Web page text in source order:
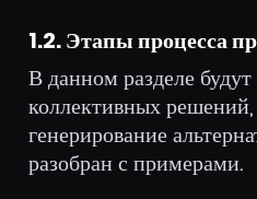
1.2. Этапы процесса
В данном разделе
коллективных
генерирование
разобран с примерами.